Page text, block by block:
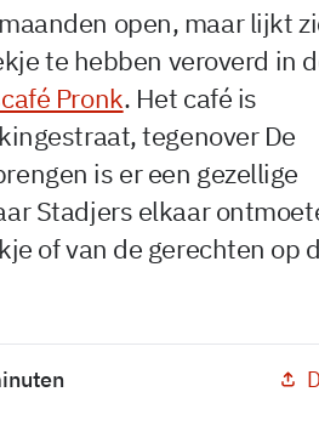
open, maar lijkt
te hebben veroverd in
Pronk. Het café is
tegenover De
is er een gezellige
Stadjers elkaar
of van de gerechten op